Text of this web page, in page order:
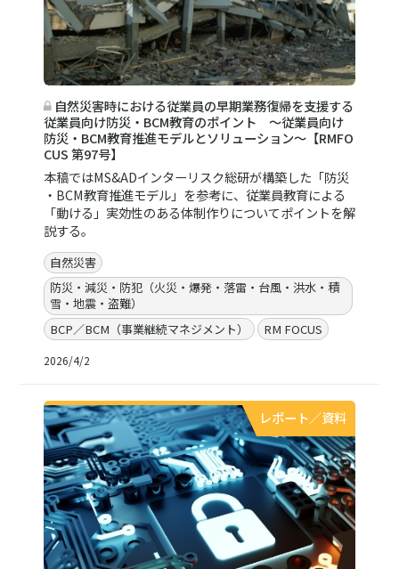
自然災害時における従業員の早期業務復帰を支援する
従業員向け防災・BCM教育のポイント ～従業員向け
防災・BCM教育推進モデルとソリューション～【RMFO
CUS 第97号】
本稿ではMS&ADインターリスク総研が構築した「防災
・BCM教育推進モデル」を参考に、従業員教育による
「動ける」実効性のある体制作りについてポイントを解
説する。
自然災害
防災・減災・防犯（火災・爆発・落雷・台風・洪水・積
雪・地震・盗難）
BCP／BCM（事業継続マネジメント）
RM FOCUS
2026/4/2
レポート／資料